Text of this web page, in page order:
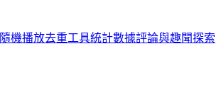
隨機播放去重工具統計數據評論與趣聞探索